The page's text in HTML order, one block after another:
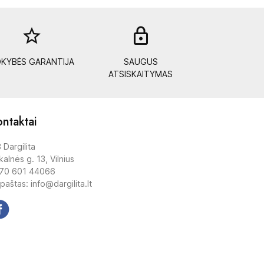
star_border
GARANTIJA
SAUGUS
ATSISKAITYMAS
Dargilita
g. 13, Vilnius
601 44066
info@dargilita.lt